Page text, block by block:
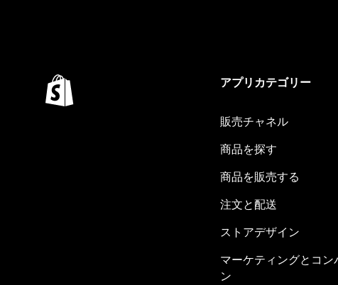
アプリカテゴリー
販売チャネル
商品を探す
商品を販売する
注文と配送
ストアデザイン
マーケティングとコン
ン